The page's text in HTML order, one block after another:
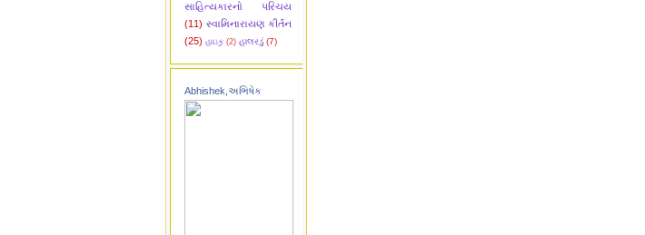
સાહિત્યકારનો પરિચય
(11) સ્વામિનારાયણ કીર્તન
(25) હાઇકુ (2) હાલરડું (7)
Abhishek,અભિષેક